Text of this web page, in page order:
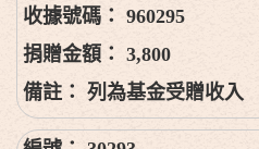
960295
3,800
列為基金受贈收入